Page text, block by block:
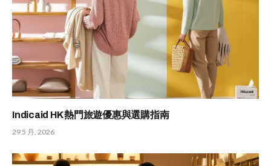
Indicaid HK 熱門旅遊優惠與選購指南
29 5 月, 2026